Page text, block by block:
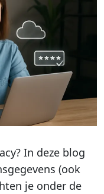
In deze blog
(ook
je onder de